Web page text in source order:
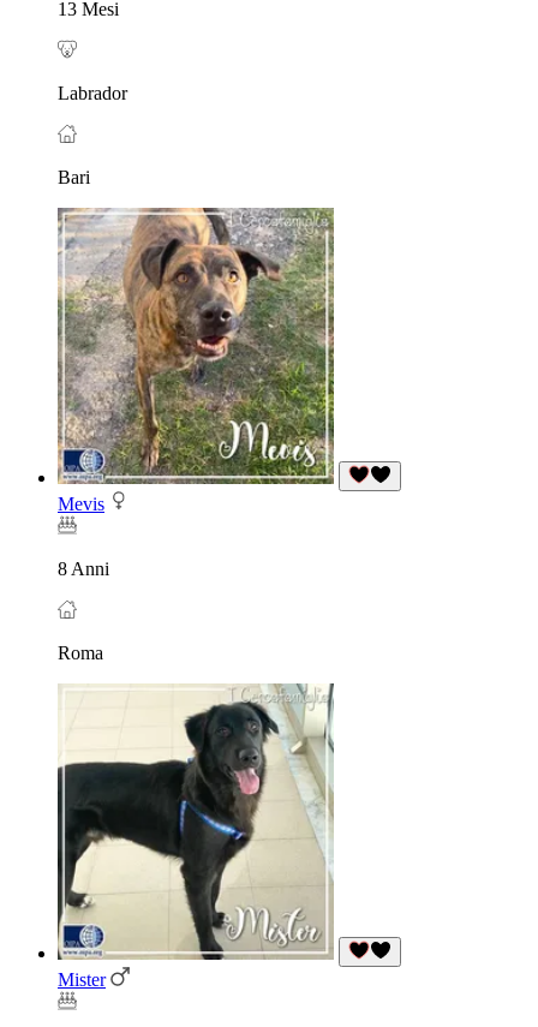
13 Mesi
Labrador
Bari
Mevis
8 Anni
Roma
Mister